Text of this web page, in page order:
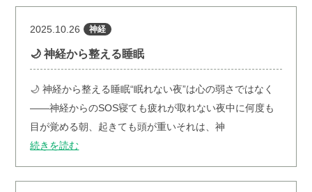
2025.10.26 神経
🌙 神経から整える睡眠
⁡🌙 神経から整える睡眠⁡“眠れない夜”は心の弱さではなく
――神経からのSOS⁡寝ても疲れが取れない夜中に何度も
目が覚める朝、起きても頭が重い⁡それは、神
続きを読む